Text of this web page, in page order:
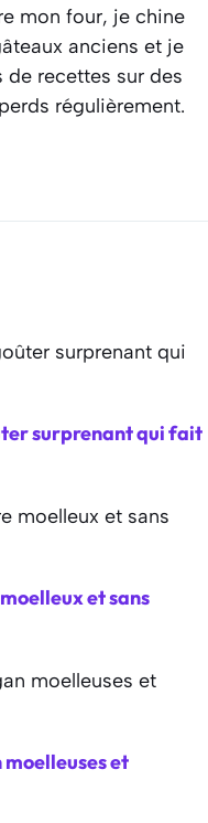
mon four, je chine
anciens et je
de recettes sur des
régulièrement.
surprenant qui fait
et sans
et